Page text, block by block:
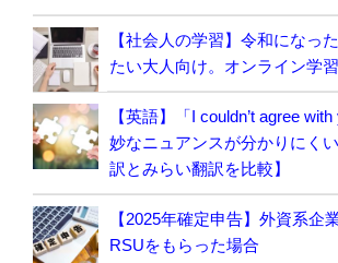
【社会人の学習】令和になっ
たい大人向け。オンライン学
【英語】「I couldn’t agree
妙なニュアンスが分かりにく
訳とみらい翻訳を比較】
【2025年確定申告】外資系企
RSUをもらった場合